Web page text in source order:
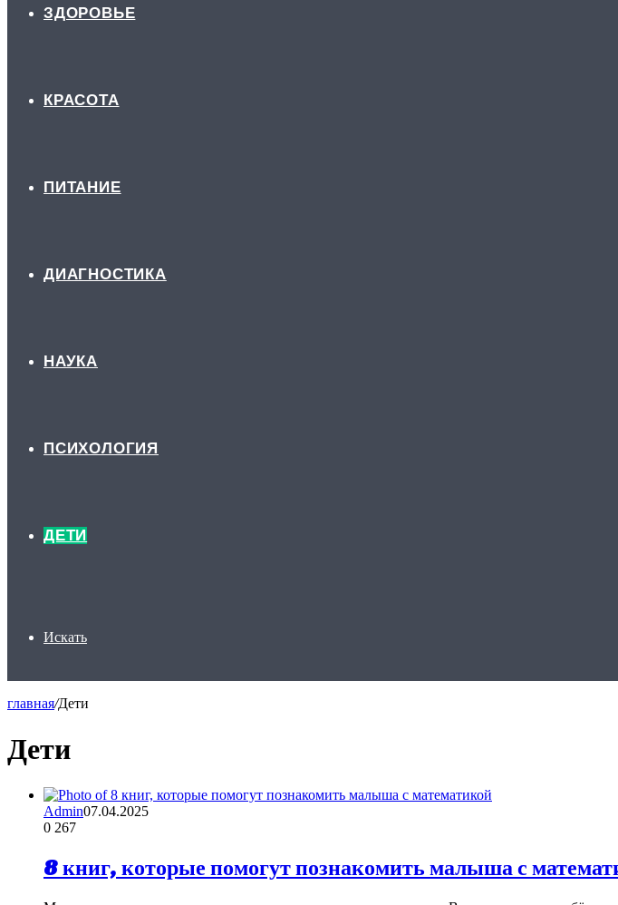
ЗДОРОВЬЕ
КРАСОТА
ПИТАНИЕ
ДИАГНОСТИКА
НАУКА
ПСИХОЛОГИЯ
ДЕТИ
Искать
главная/Дети
Дети
Admin07.04.2025
0 267
8 книг, которые помогут познакомить малыша с